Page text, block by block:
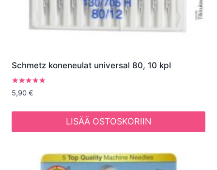
Schmetz koneneulat universal 80, 10 kpl
Arvostelu
tuotteesta:
/ 5
5,90 €
LISÄÄ OSTOSKORIIN